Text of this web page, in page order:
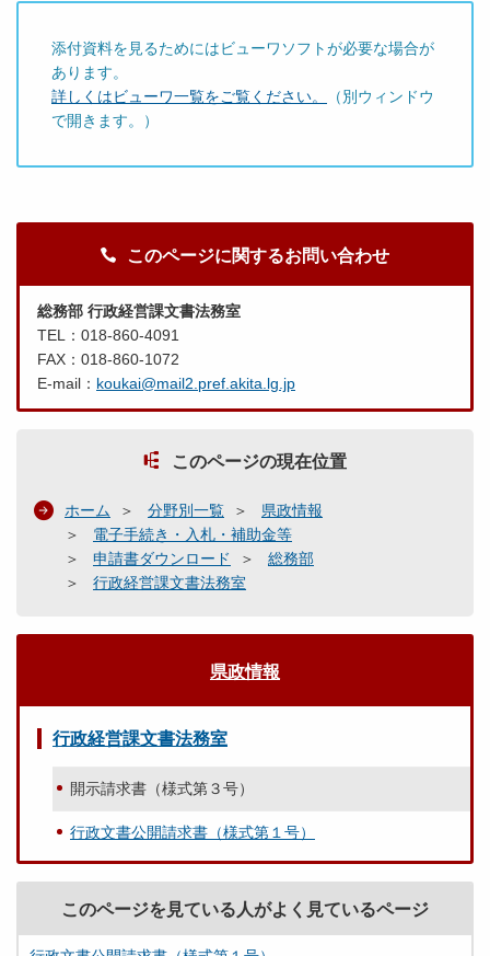
添付資料を見るためにはビューワソフトが必要な場合が
あります。
詳しくはビューワ一覧をご覧ください。
（別ウィンドウ
で開きます。）
このページに関するお問い合わせ
総務部 行政経営課文書法務室
TEL：018-860-4091
FAX：018-860-1072
E-mail： koukai@mail2.pref.akita.lg.jp
このページの現在位置
ホーム 分野別一覧
県政情報
電子手続き・入札・補助金等
申請書ダウンロード
総務部
行政経営課文書法務室
県政情報
行政経営課文書法務室
開示請求書（様式第３号）
行政文書公開請求書（様式第１号）
このページを見ている人がよく見ているページ